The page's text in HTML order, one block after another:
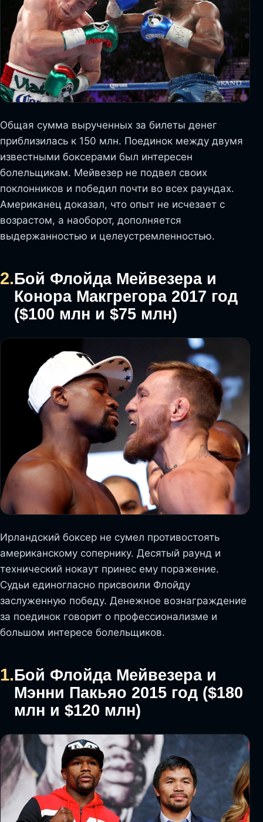
Общая сумма вырученных за билеты денег
приблизилась к 150 млн. Поединок между двумя
известными боксерами был интересен
болельщикам. Мейвезер не подвел своих
поклонников и победил почти во всех раундах.
Американец доказал, что опыт не исчезает с
возрастом, а наоборот, дополняется
выдержанностью и целеустремленностью.
2.Бой Флойда Мейвезера и
Конора Макгрегора 2017 год
($100 млн и $75 млн)
Ирландский боксер не сумел противостоять
американскому сопернику. Десятый раунд и
технический нокаут принес ему поражение.
Судьи единогласно присвоили Флойду
заслуженную победу. Денежное вознаграждение
за поединок говорит о профессионализме и
большом интересе болельщиков.
1.Бой Флойда Мейвезера и
Мэнни Пакьяо 2015 год ($180
млн и $120 млн)